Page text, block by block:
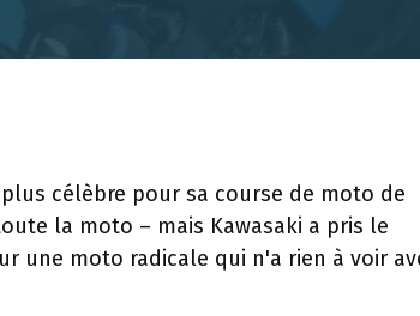
célèbre pour sa course de moto de
la moto – mais Kawasaki a pris le
une moto radicale qui n'a rien à voir